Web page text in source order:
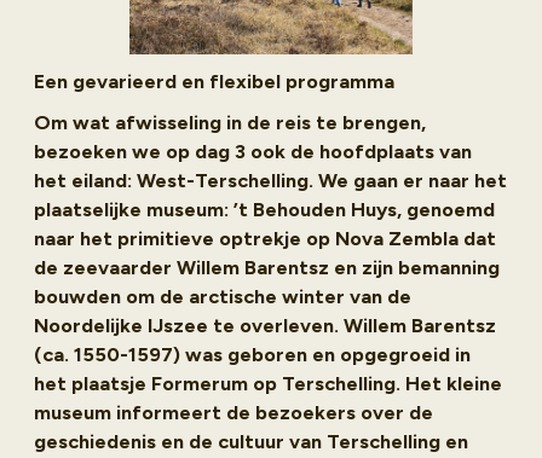
Een gevarieerd en flexibel programma
Om wat afwisseling in de reis te brengen,
bezoeken we op dag 3 ook de hoofdplaats van
het eiland: West-Terschelling. We gaan er naar het
plaatselijke museum: ’t Behouden Huys, genoemd
naar het primitieve optrekje op Nova Zembla dat
de zeevaarder Willem Barentsz en zijn bemanning
bouwden om de arctische winter van de
Noordelijke IJszee te overleven. Willem Barentsz
(ca. 1550-1597) was geboren en opgegroeid in
het plaatsje Formerum op Terschelling. Het kleine
museum informeert de bezoekers over de
geschiedenis en de cultuur van Terschelling en